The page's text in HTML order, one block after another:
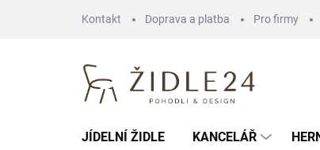
Kontakt Doprava a platba Pro firmy
JÍDELNÍ ŽIDLE KANCELÁŘ